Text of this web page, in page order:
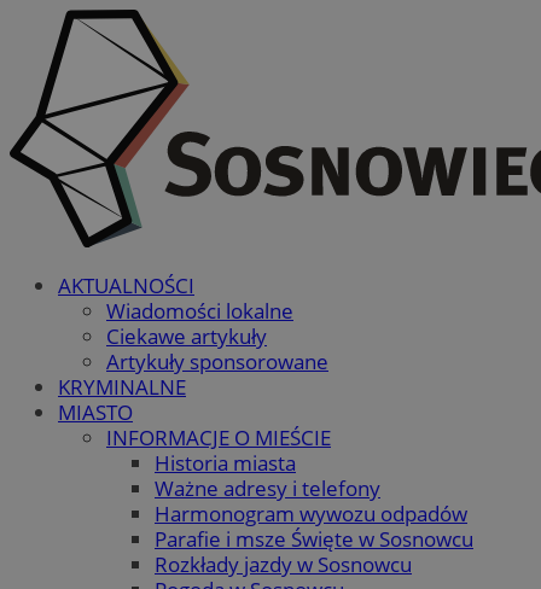
AKTUALNOŚCI
Wiadomości lokalne
Ciekawe artykuły
Artykuły sponsorowane
KRYMINALNE
MIASTO
INFORMACJE O MIEŚCIE
Historia miasta
Ważne adresy i telefony
Harmonogram wywozu odpadów
Parafie i msze Święte w Sosnowcu
Rozkłady jazdy w Sosnowcu